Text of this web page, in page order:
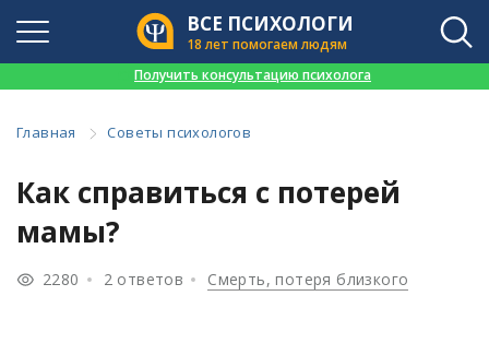
ВСЕ ПСИХОЛОГИ
18 лет помогаем людям
Получить консультацию психолога
Главная Советы психологов
Как справиться с потерей
мамы?
2280 2 ответов Смерть, потеря близкого